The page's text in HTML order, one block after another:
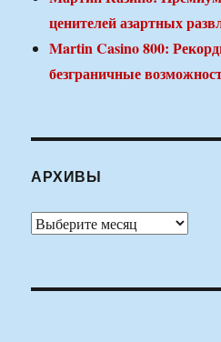
ценителей азартных
Martin Casino 800:
безграничные
АРХИВЫ
Архивы